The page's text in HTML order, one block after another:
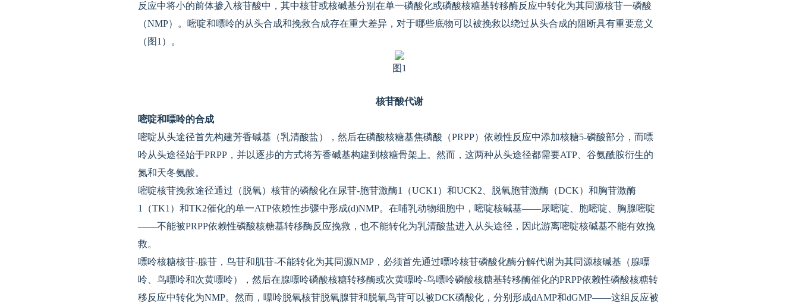
反应中将小的前体掺入核苷酸中，其中核苷或核碱基分别在单一磷酸化或磷酸核糖基转移酶反应中转化为其同源核苷一磷酸
（NMP）。嘧啶和嘌呤的从头合成和挽救合成存在重大差异，对于哪些底物可以被挽救以绕过从头合成的阻断具有重要意义
（图1）。
图1
核苷酸代谢
嘧啶和嘌呤的合成
嘧啶从头途径首先构建芳香碱基（乳清酸盐），然后在磷酸核糖基焦磷酸（PRPP）依赖性反应中添加核糖5-磷酸部分，而嘌
呤从头途径始于PRPP，并以逐步的方式将芳香碱基构建到核糖骨架上。然而，这两种从头途径都需要ATP、谷氨酰胺衍生的
氮和天冬氨酸。
嘧啶核苷挽救途径通过（脱氧）核苷的磷酸化在尿苷-胞苷激酶1（UCK1）和UCK2、脱氧胞苷激酶（DCK）和胸苷激酶
1（TK1）和TK2催化的单一ATP依赖性步骤中形成(d)NMP。在哺乳动物细胞中，嘧啶核碱基——尿嘧啶、胞嘧啶、胸腺嘧啶
——不能被PRPP依赖性磷酸核糖基转移酶反应挽救，也不能转化为乳清酸盐进入从头途径，因此游离嘧啶核碱基不能有效挽
救。
嘌呤核糖核苷-腺苷，鸟苷和肌苷-不能转化为其同源NMP，必须首先通过嘌呤核苷磷酸化酶分解代谢为其同源核碱基（腺嘌
呤、鸟嘌呤和次黄嘌呤），然后在腺嘌呤磷酸核糖转移酶或次黄嘌呤-鸟嘌呤磷酸核糖基转移酶催化的PRPP依赖性磷酸核糖转
移反应中转化为NMP。然而，嘌呤脱氧核苷脱氧腺苷和脱氧鸟苷可以被DCK磷酸化，分别形成dAMP和dGMP——这组反应被